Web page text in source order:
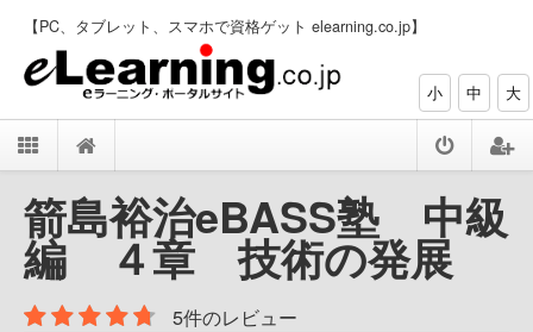
【PC、タブレット、スマホで資格ゲット elearning.co.jp】
小 中 大
箭島裕治eBASS塾 中級
編 ４章 技術の発展
5件のレビュー